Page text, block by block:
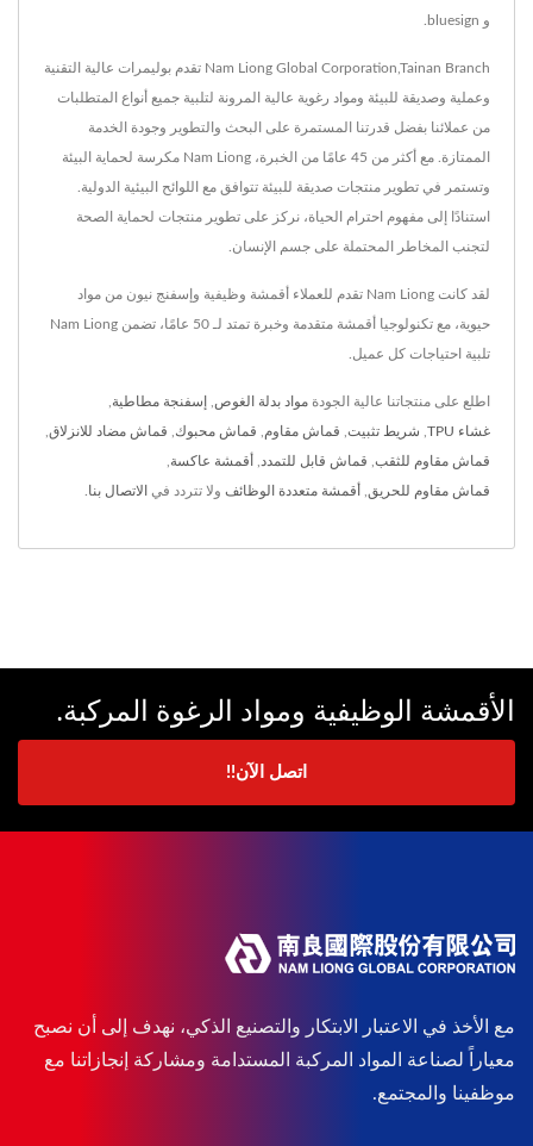
و bluesign.
Nam Liong Global Corporation,Tainan Branch تقدم بوليمرات عالية التقنية
وعملية وصديقة للبيئة ومواد رغوية عالية المرونة لتلبية جميع أنواع المتطلبات
من عملائنا بفضل قدرتنا المستمرة على البحث والتطوير وجودة الخدمة
الممتازة. مع أكثر من 45 عامًا من الخبرة، Nam Liong مكرسة لحماية البيئة
وتستمر في تطوير منتجات صديقة للبيئة تتوافق مع اللوائح البيئية الدولية.
استنادًا إلى مفهوم احترام الحياة، نركز على تطوير منتجات لحماية الصحة
لتجنب المخاطر المحتملة على جسم الإنسان.
لقد كانت Nam Liong تقدم للعملاء أقمشة وظيفية وإسفنج نيون من مواد
حيوية، مع تكنولوجيا أقمشة متقدمة وخبرة تمتد لـ 50 عامًا، تضمن Nam Liong
تلبية احتياجات كل عميل.
اطلع على منتجاتنا عالية الجودة مواد بدلة الغوص إسفنجة مطاطية
غشاء TPU شريط تثبيت قماش مقاوم قماش محبوك قماش مضاد للانزلاق
قماش مقاوم للثقب قماش قابل للتمدد أقمشة عاكسة
قماش مقاوم للحريق أقمشة متعددة الوظائف ولا تتردد في الاتصال بنا
الأقمشة الوظيفية ومواد الرغوة المركبة.
اتصل الآن!!
مع الأخذ في الاعتبار الابتكار والتصنيع الذكي، نهدف إلى أن نصبح
معياراً لصناعة المواد المركبة المستدامة ومشاركة إنجازاتنا مع
موظفينا والمجتمع.